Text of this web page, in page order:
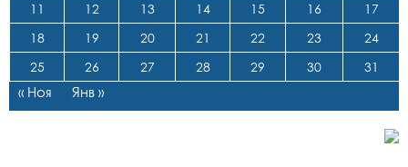
11
12 13 14 15 16
17
18
19 20 21 22 23
24
25
26 27 28 29 30 31
« Ноя Янв »